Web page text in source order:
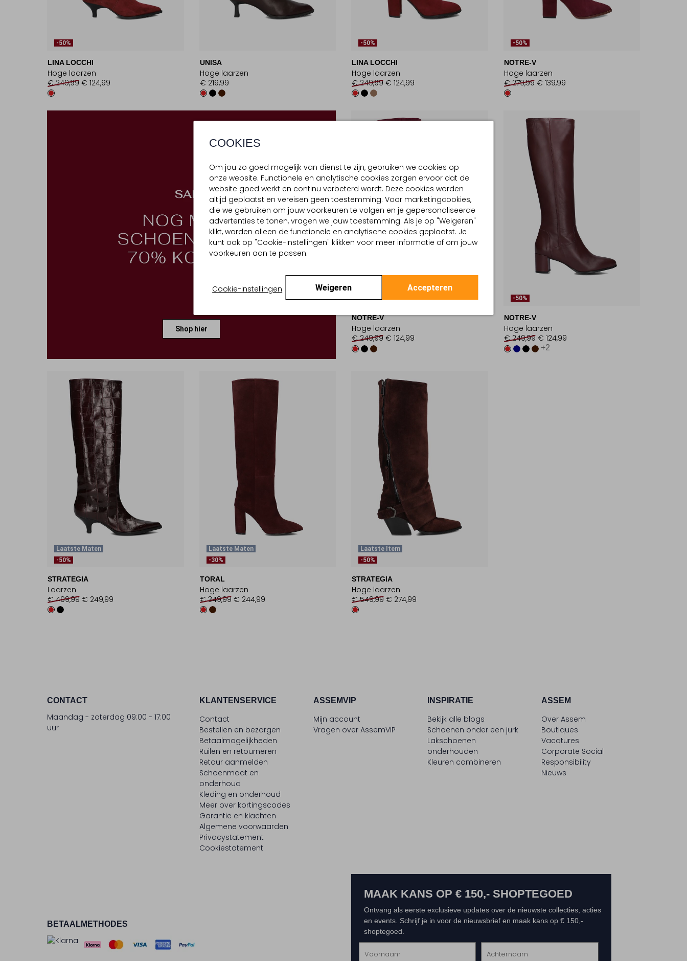
COOKIES
Om jou zo goed mogelijk van dienst te zijn, gebruiken we cookies op
onze website. Functionele en analytische cookies zorgen ervoor dat de
website goed werkt en continu verbeterd wordt. Deze cookies worden
altijd geplaatst en vereisen geen toestemming. Voor marketingcookies,
die we gebruiken om jouw voorkeuren te volgen en je gepersonaliseerde
advertenties te tonen, vragen we jouw toestemming. Als je op "Weigeren"
klikt, worden alleen de functionele en analytische cookies geplaatst. Je
kunt ook op "Cookie-instellingen" klikken voor meer informatie of om jouw
voorkeuren aan te passen.
Cookie-instellingen Weigeren Accepteren
-50%
LINA LOCCHI
Hoge laarzen
€ 249,99 € 124,99
UNISA
Hoge laarzen
€ 219,99
-50%
LINA LOCCHI
Hoge laarzen
€ 249,99 € 124,99
-50%
NOTRE-V
Hoge laarzen
€ 279,99 € 139,99
Shop hier
-50%
NOTRE-V
Hoge laarzen
€ 249,99 € 124,99
-50%
NOTRE-V
Hoge laarzen
€ 249,99 € 124,99
+2
Laatste Maten
-50%
STRATEGIA
Laarzen
€ 499,99 € 249,99
Laatste Maten
-30%
TORAL
Hoge laarzen
€ 349,99 € 244,99
Laatste Item
-50%
STRATEGIA
Hoge laarzen
€ 549,99 € 274,99
CONTACT
Maandag - zaterdag 09:00 - 17:00
uur
KLANTENSERVICE
Contact
Bestellen en bezorgen
Betaalmogelijkheden
Ruilen en retourneren
Retour aanmelden
Schoenmaat en
onderhoud
Kleding en onderhoud
Meer over kortingscodes
Garantie en klachten
Algemene voorwaarden
Privacystatement
Cookiestatement
ASSEMVIP
Mijn account
Vragen over AssemVIP
INSPIRATIE
Bekijk alle blogs
Schoenen onder een jurk
Lakschoenen
onderhouden
Kleuren combineren
ASSEM
Over Assem
Boutiques
Vacatures
Corporate Social
Responsibility
Nieuws
BETAALMETHODES
MAAK KANS OP € 150,- SHOPTEGOED
Ontvang als eerste exclusieve updates over de nieuwste collecties, acties
en events. Schrijf je in voor de nieuwsbrief en maak kans op € 150,-
shoptegoed.